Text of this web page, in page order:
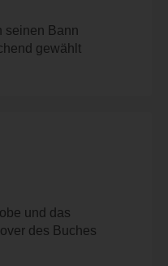
seinen Bann
gewählt
und das
des Buches